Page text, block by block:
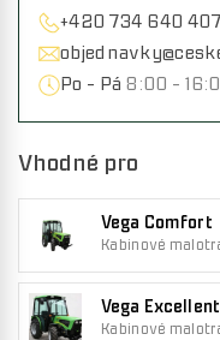
+420 734 640 407
Po - Pá 8:00 -
Vhodné pro
Vega Comfort
Kabinové
Vega Excellent
Kabinové